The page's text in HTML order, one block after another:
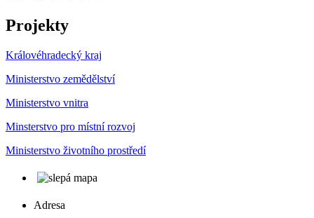
Projekty
Královéhradecký kraj
Ministerstvo zemědělství
Ministerstvo vnitra
Minsterstvo pro místní rozvoj
Ministerstvo životního prostředí
Adresa